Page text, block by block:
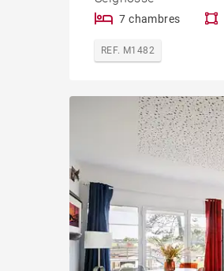
7 chambres
REF. M1482